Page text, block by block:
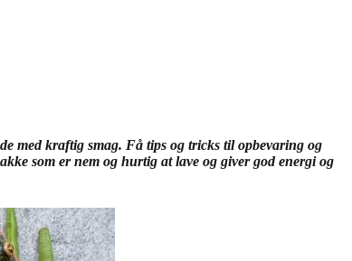
med kraftig smag. Få tips og tricks til opbevaring og
som er nem og hurtig at lave og giver god energi og